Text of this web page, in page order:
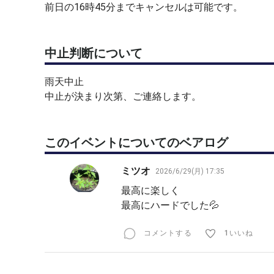
前日の16時45分までキャンセルは可能です。
中止判断について
雨天中止
中止が決まり次第、ご連絡します。
このイベントについてのベアログ
ミツオ 2026/6/29(月) 17:35
最高に楽しく
最高にハードでした💦
コメントする 1いいね